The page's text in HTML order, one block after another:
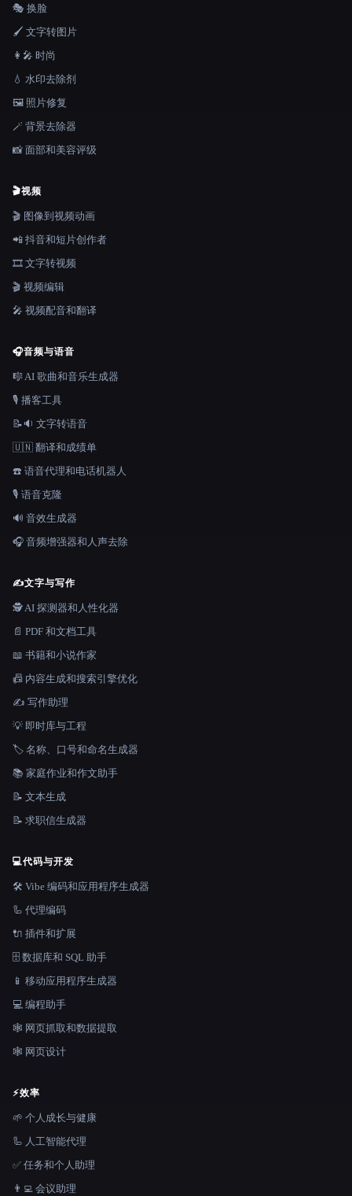
🎭 换脸
🖌️ 文字转图片
👩‍🎤 时尚
💧 水印去除剂
🖼️ 照片修复
🪄 背景去除器
📸 面部和美容评级
🎬视频
🎬 图像到视频动画
📲 抖音和短片创作者
🎞️ 文字转视频
🎬 视频编辑
🎤 视频配音和翻译
🎧音频与语音
🎼 AI 歌曲和音乐生成器
🎙️ 播客工具
📝🔉 文字转语音
🇺🇳 翻译和成绩单
☎️ 语音代理和电话机器人
🎙️ 语音克隆
🔊 音效生成器
🎧 音频增强器和人声去除
✍️文字与写作
🕵️ AI 探测器和人性化器
📄 PDF 和文档工具
📖 书籍和小说作家
📠 内容生成和搜索引擎优化
✍️ 写作助理
💡 即时库与工程
🏷️ 名称、口号和命名生成器
📚 家庭作业和作文助手
📝 文本生成
📝 求职信生成器
💻代码与开发
🛠️ Vibe 编码和应用程序生成器
🦾 代理编码
🔌 插件和扩展
🗄️ 数据库和 SQL 助手
📱 移动应用程序生成器
💻 编程助手
🕸️ 网页抓取和数据提取
🕸 网页设计
⚡效率
🌱 个人成长与健康
🦾 人工智能代理
✅ 任务和个人助理
👨‍💻 会议助理